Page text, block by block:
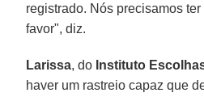
registrado. Nós precisamos
favor", diz.
Larissa, do Instituto
haver um rastreio capaz que